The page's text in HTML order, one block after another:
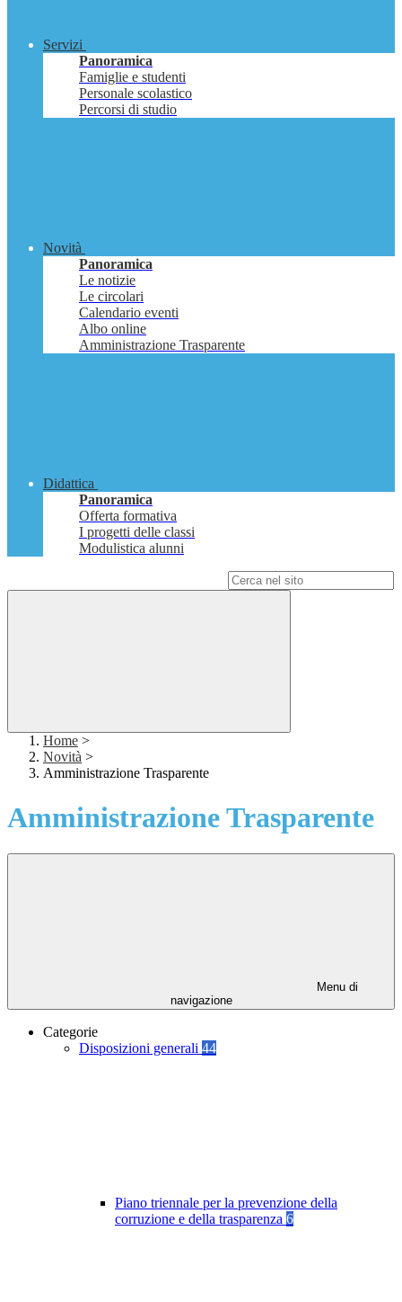
Servizi
Panoramica
Famiglie e studenti
Personale scolastico
Percorsi di studio
Novità
Panoramica
Le notizie
Le circolari
Calendario eventi
Albo online
Amministrazione Trasparente
Didattica
Panoramica
Offerta formativa
I progetti delle classi
Modulistica alunni
Home >
Novità >
Amministrazione Trasparente
Amministrazione Trasparente
Menu di
navigazione
Categorie
Disposizioni generali 44
Piano triennale per la prevenzione della
corruzione e della trasparenza 6